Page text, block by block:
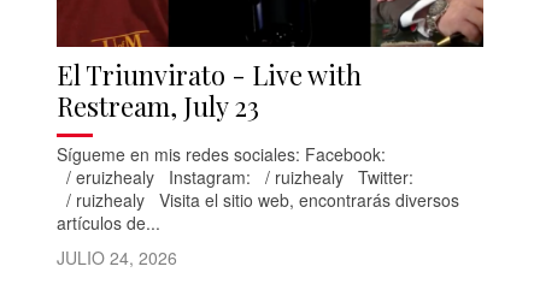
El Triunvirato - Live with
Restream, July 23
Sígueme en mis redes sociales: Facebook:
/ eruizhealy Instagram: / ruizhealy Twitter:
/ ruizhealy Visita el sitio web, encontrarás diversos
artículos de...
JULIO 24, 2026